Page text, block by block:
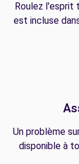
Roulez l'esprit
est incluse
Un problème
disponible à